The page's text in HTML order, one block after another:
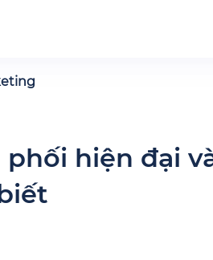
hiện đại